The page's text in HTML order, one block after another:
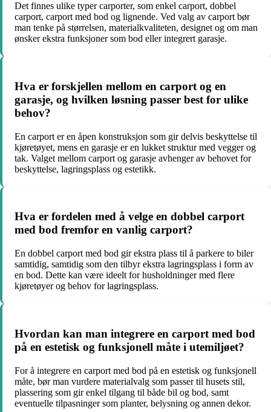
Det finnes ulike typer carporter, som enkel carport, dobbel
carport, carport med bod og lignende. Ved valg av carport bør
man tenke på størrelsen, materialkvaliteten, designet og om man
ønsker ekstra funksjoner som bod eller integrert garasje.
Hva er forskjellen mellom en carport og en
garasje, og hvilken løsning passer best for ulike
behov?
En carport er en åpen konstruksjon som gir delvis beskyttelse til
kjøretøyet, mens en garasje er en lukket struktur med vegger og
tak. Valget mellom carport og garasje avhenger av behovet for
beskyttelse, lagringsplass og estetikk.
Hva er fordelen med å velge en dobbel carport
med bod fremfor en vanlig carport?
En dobbel carport med bod gir ekstra plass til å parkere to biler
samtidig, samtidig som den tilbyr ekstra lagringsplass i form av
en bod. Dette kan være ideelt for husholdninger med flere
kjøretøyer og behov for lagringsplass.
Hvordan kan man integrere en carport med bod
på en estetisk og funksjonell måte i utemiljøet?
For å integrere en carport med bod på en estetisk og funksjonell
måte, bør man vurdere materialvalg som passer til husets stil,
plassering som gir enkel tilgang til både bil og bod, samt
eventuelle tilpasninger som planter, belysning og annen dekor.